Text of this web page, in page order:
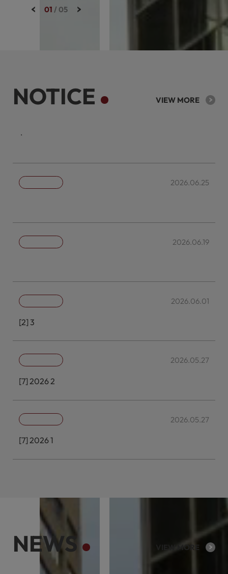
02 /05
NOTICE
케이리츠투자운용의 주요 투자정보를 확인할 수 있습니다.
VIEW MORE
2026.06.25
2026.06.19
2026.06.01
[판교2밸리대토개발제일호] 제3차 이사회의사록
2026.05.27
[케이알제7호] 2026년 제2차 이사회 의사록
2026.05.27
[케이알제7호] 2026년 제1차 임시주주총회 의사록
NEWS VIEW MORE